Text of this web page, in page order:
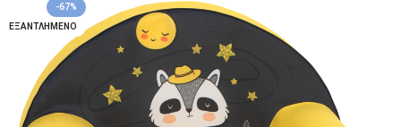
-67%
ΕΞΑΝΤΛΗΜΈΝΟ